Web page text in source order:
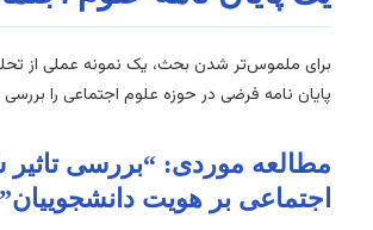
برای ملموس‌تر شدن بحث، یک نمونه عملی از
پایان نامه فرضی در حوزه علوم اجتماعی را
مطالعه موردی: “بررسی
اجتماعی بر هویت دانشجوییان”